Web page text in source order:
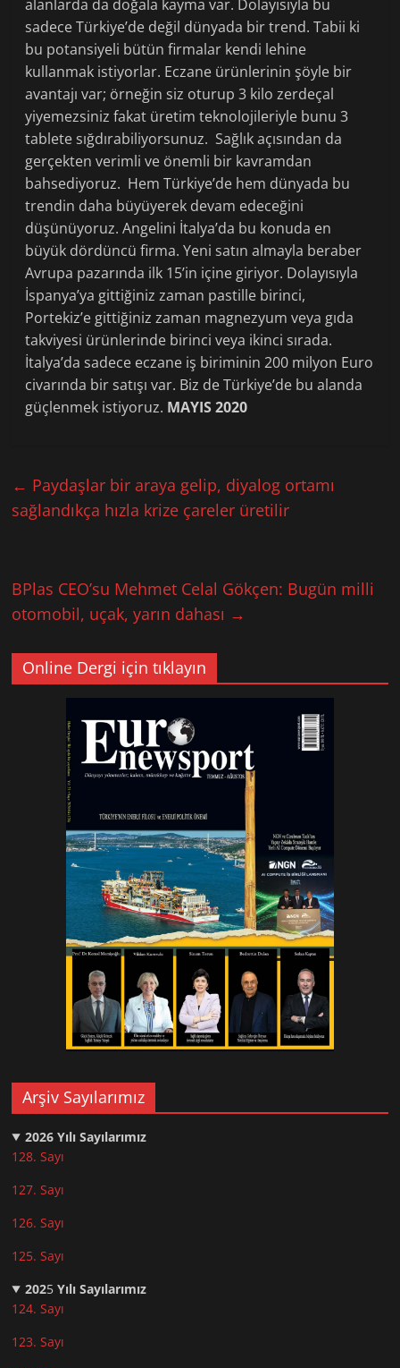
alanlarda da doğala kayma var. Dolayısıyla bu
sadece Türkiye’de değil dünyada bir trend. Tabii ki
bu potansiyeli bütün firmalar kendi lehine
kullanmak istiyorlar. Eczane ürünlerinin şöyle bir
avantajı var; örneğin siz oturup 3 kilo zerdeçal
yiyemezsiniz fakat üretim teknolojileriyle bunu 3
tablete sığdırabiliyorsunuz. Sağlık açısından da
gerçekten verimli ve önemli bir kavramdan
bahsediyoruz. Hem Türkiye’de hem dünyada bu
trendin daha büyüyerek devam edeceğini
düşünüyoruz. Angelini İtalya’da bu konuda en
büyük dördüncü firma. Yeni satın almayla beraber
Avrupa pazarında ilk 15’in içine giriyor. Dolayısıyla
İspanya’ya gittiğiniz zaman pastille birinci,
Portekiz’e gittiğiniz zaman magnezyum veya gıda
takviyesi ürünlerinde birinci veya ikinci sırada.
İtalya’da sadece eczane iş biriminin 200 milyon Euro
civarında bir satışı var. Biz de Türkiye’de bu alanda
güçlenmek istiyoruz. MAYIS 2020
← Paydaşlar bir araya gelip, diyalog ortamı
sağlandıkça hızla krize çareler üretilir
BPlas CEO’su Mehmet Celal Gökçen: Bugün milli
otomobil, uçak, yarın dahası →
Online Dergi için tıklayın
Arşiv Sayılarımız
2026 Yılı Sayılarımız
128. Sayı
127. Sayı
126. Sayı
125. Sayı
2025Yılı Sayılarımız
124. Sayı
123. Sayı